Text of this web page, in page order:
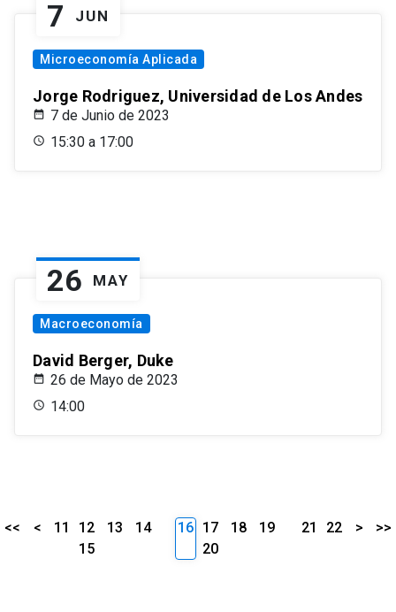
7 JUN
Microeconomía Aplicada
Jorge Rodriguez, Universidad de Los Andes
7 de Junio de 2023
15:30 a 17:00
26 MAY
Macroeconomía
David Berger, Duke
26 de Mayo de 2023
14:00
<< < 11 12 13
14
15
16 17 18
19
20
21 22 > >>